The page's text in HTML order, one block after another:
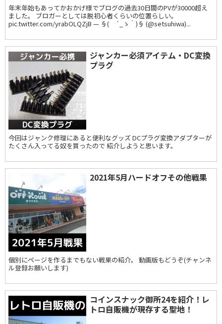
年末年始もあってかおかげ様でブログの過去30日間のPVが30000超え
ました。 ブロガーとしては脱初心者くらいの位置らしい。
pic.twitter.com/yrabOLQZjB — §( ´_ゝ｀)§ (@setsuhiwa)...
ジャンカー必須アイテム・DC変換
プラグ
今回はジャンク修理にあると便利なグッズ DCプラグ変換アダプターが
たくさん入ってる奴を買ったので 紹介しようと思います。
2021年5月ハードオフその他戦果
個別にページを作るまでもない戦果の紹介。 動画版もどうぞ(チャンネ
ル登録お願いします)
コインスナック御所24を紹介！レ
トロ自販機が現存する聖地！